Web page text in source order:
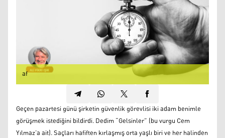
af
Geçen pazartesi günü şirketin güvenlik görevlisi iki adam benimle
görüşmek istediğini bildirdi. Dedim “Gelsinler” (bu vurgu Cem
Yılmaz’a ait). Saçları hafiften kırlaşmış orta yaşlı biri ve her halinden